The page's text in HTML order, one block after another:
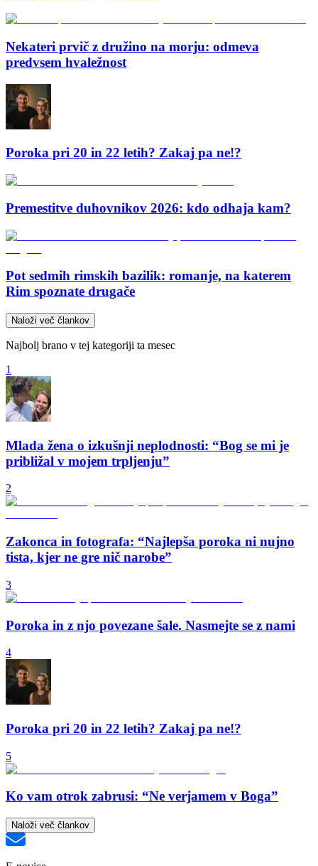
Nekateri prvič z družino na morju: odmeva
predvsem hvaležnost
Poroka pri 20 in 22 letih? Zakaj pa ne!?
Premestitve duhovnikov 2026: kdo odhaja kam?
Pot sedmih rimskih bazilik: romanje, na katerem
Rim spoznate drugače
Naloži več člankov
Najbolj brano v tej kategoriji ta mesec
1
Mlada žena o izkušnji neplodnosti: “Bog se mi je
približal v mojem trpljenju”
2
Zakonca in fotografa: “Najlepša poroka ni nujno
tista, kjer ne gre nič narobe”
3
Poroka in z njo povezane šale. Nasmejte se z nami
4
Poroka pri 20 in 22 letih? Zakaj pa ne!?
5
Ko vam otrok zabrusi: “Ne verjamem v Boga”
Naloži več člankov